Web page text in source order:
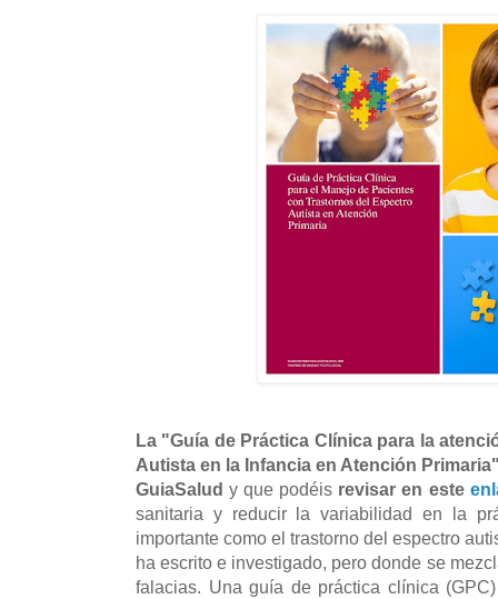
La "Guía de Práctica Clínica para la
Autista en la Infancia en Atención
GuiaSalud y que podéis revisar en este
sanitaria y reducir la variabilidad en la
importante como el trastorno del espectro
ha escrito e investigado, pero donde se
falacias. Una guía de práctica clínica